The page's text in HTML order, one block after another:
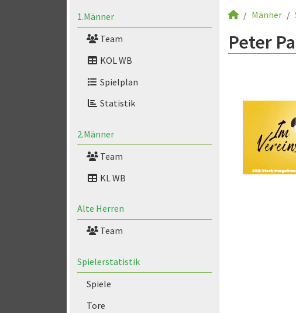
1.Männer
Team
KOL WB
Spielplan
Statistik
2.Männer
Team
KL WB
Alte Herren
Team
Spielerstatistik
Spiele
Tore
Männer
Peter